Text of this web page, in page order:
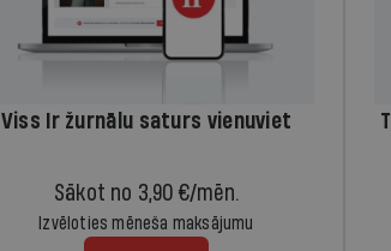
Viss Ir žurnālu saturs vienuviet
Sākot no 3,90 €/mēn.
Izvēloties mēneša maksājumu